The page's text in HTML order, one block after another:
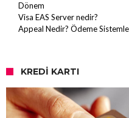
Dönem
Visa EAS Server nedir?
Appeal Nedir? Ödeme
KREDI KARTI